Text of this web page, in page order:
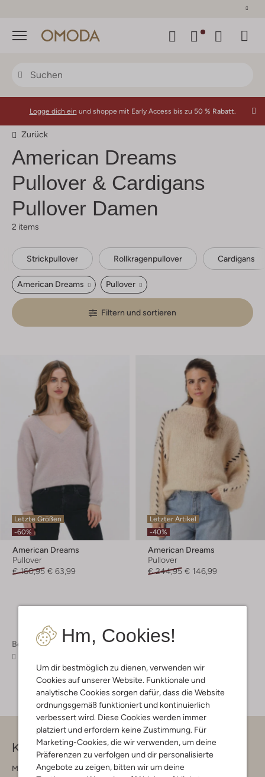
Menü
Hm, Cookies!
Um dir bestmöglich zu dienen, verwenden wir
Cookies auf unserer Website. Funktionale und
analytische Cookies sorgen dafür, dass die Website
ordnungsgemäß funktioniert und kontinuierlich
verbessert wird. Diese Cookies werden immer
platziert und erfordern keine Zustimmung. Für
Marketing-Cookies, die wir verwenden, um deine
Präferenzen zu verfolgen und dir personalisierte
Angebote zu zeigen, bitten wir um deine
Logge dich ein und shoppe mit Early Access bis zu 50 % Rabatt.
Zurück
American Dreams
Pullover & Cardigans
Pullover Damen
2 items
Strickpullover Rollkragenpullover Cardigans
American Dreams Pullover
Filtern und sortieren
Letzte Größen
-60%
American Dreams
Pullover
€ 160,95 € 63,99
Letzter Artikel
-40%
American Dreams
Pullover
€ 244,95 € 146,99
Bekleidung
Pullover & Cardigans
Kontakt
Montag - Freitag 09:00 - 17:00 uur